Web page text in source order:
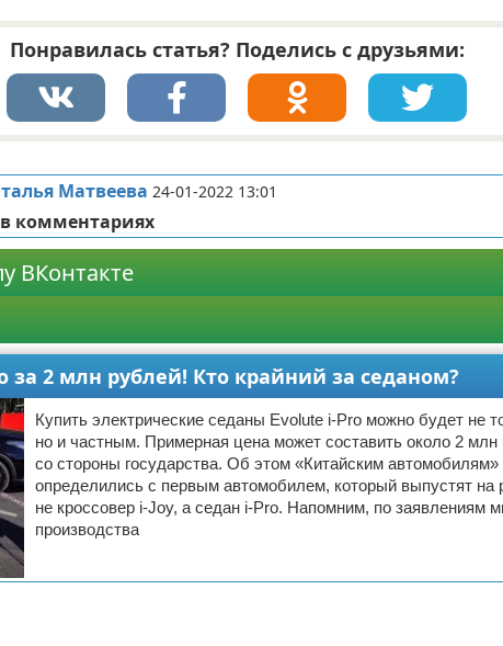
Понравилась статья? Поделись с друзьями:
Матвеева 24-01-2022 13:01
комментариях
ВКонтакте
за 2 млн рублей! Кто крайний за седаном?
Купить электрические седаны Evolute i-Pro можно будет не
но и частным. Примерная цена может составить около 2
со стороны государства. Об этом «Китайским
определились с первым автомобилем, который выпустят на
не кроссовер i-Joy, а седан i-Pro. Напомним, по заявлениям
производства